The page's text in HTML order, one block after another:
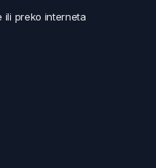
ili preko interneta